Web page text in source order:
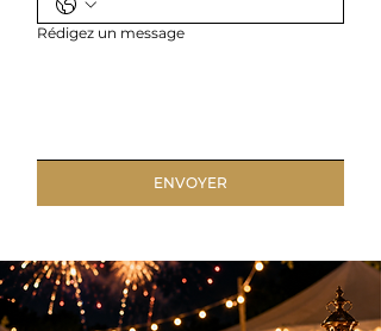
Rédigez un message
ENVOYER